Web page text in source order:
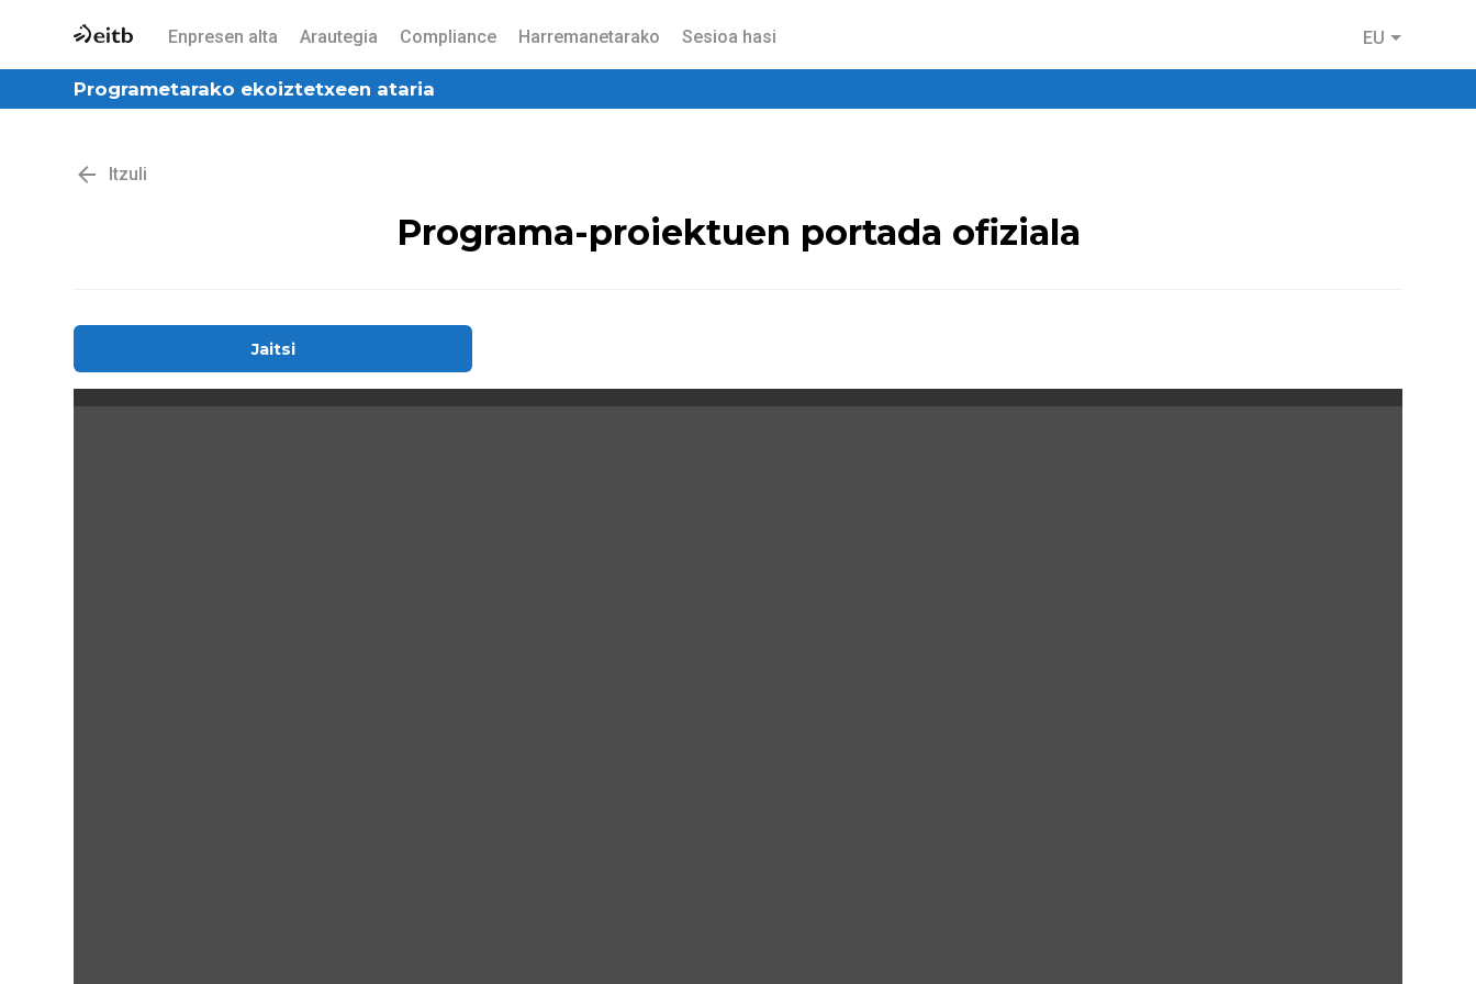
Enpresen alta Arautegia Compliance Harremanetarako Sesioa hasi EU
Programetarako ekoiztetxeen ataria
Itzuli
Programa-proiektuen portada ofiziala
Jaitsi